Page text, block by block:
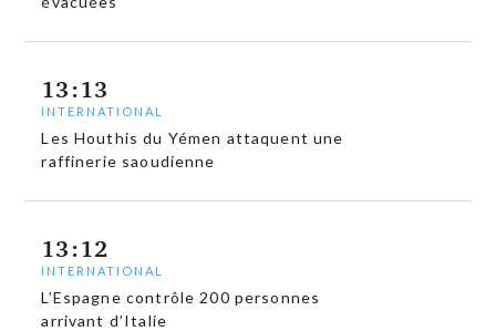
13:13
INTERNATIONAL
Les Houthis du Yémen attaquent une
raffinerie saoudienne
13:12
INTERNATIONAL
L’Espagne contrôle 200 personnes
arrivant d’Italie